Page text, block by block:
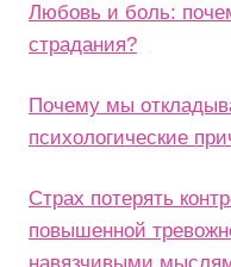
Любовь и боль:
страдания?
Почему мы
психологические
Страх потерять
повышенной